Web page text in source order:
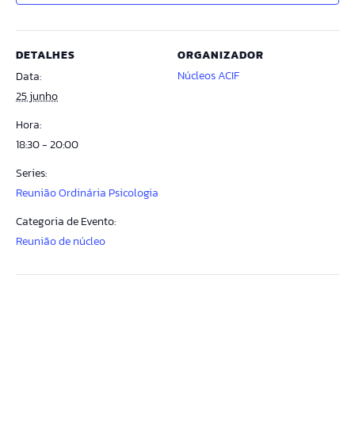
DETALHES
Data:
25 junho
Hora:
18:30 - 20:00
Series:
Reunião Ordinária Psicologia
Categoria de Evento:
Reunião de núcleo
ORGANIZADOR
Núcleos ACIF